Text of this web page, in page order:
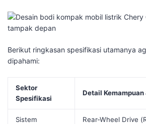
Berikut ringkasan spesifikasi utamanya
dipahami:
Sektor
Spesifikasi
Detail Kemampuan
Sistem
Rear-Wheel Drive